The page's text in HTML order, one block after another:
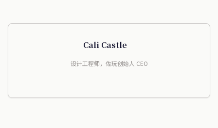
Cali Castle
设计工程师，佐玩创始人 CEO